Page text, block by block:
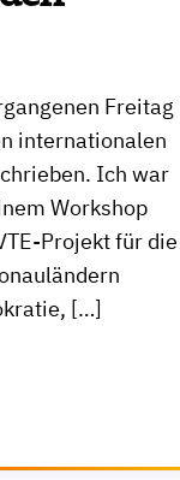
Freitag
internationalen
Ich war
Workshop
Projekt für die
[…]